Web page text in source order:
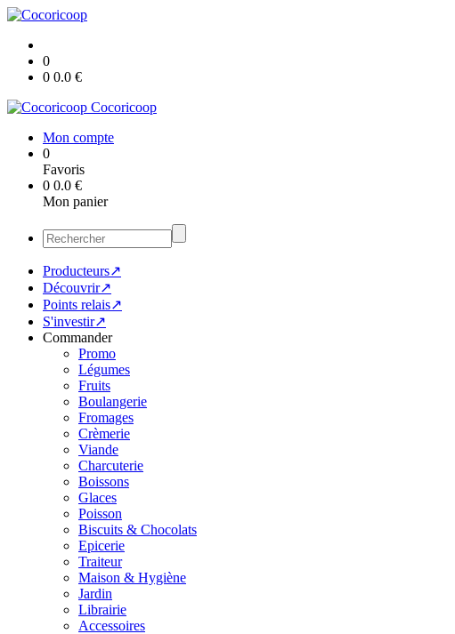
0
0 0.0 €
Cocoricoop
Mon compte
0
Favoris
0 0.0 €
Mon panier
Producteurs↗
Découvrir↗
Points relais↗
S'investir↗
Commander
Promo
Légumes
Fruits
Boulangerie
Fromages
Crèmerie
Viande
Charcuterie
Boissons
Glaces
Poisson
Biscuits & Chocolats
Epicerie
Traiteur
Maison & Hygiène
Jardin
Librairie
Accessoires